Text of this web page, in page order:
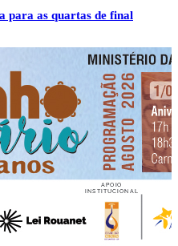
para as quartas de final